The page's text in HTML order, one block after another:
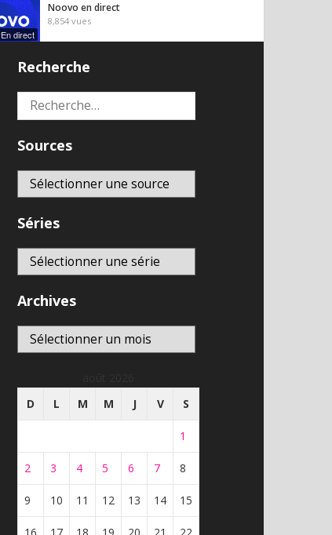
En direct
Noovo en direct
8,854 vues
En direct
LIVE CNEWS
En direct
Regardez RT France en direct
Africanews (en français) EN
DIRECT
En direct
Télé-Québec | En direct
actualité france et monde,
analyses
6,896vues
Recherche
Rechercher :
Sources
Séries
Archives
Archives
D
L M M J V S
1
2 3 4 5 6 7 8
9 10 11 12 13 14 15